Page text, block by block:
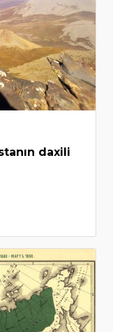
daxili